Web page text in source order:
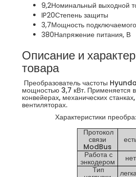
9,2Номинальный выходной
IP20Степень защиты
3,7Мощность подключаемого
380Напряжение питания, В
Описание и
товара
Преобразователь частоты
мощностью 3,7 кВт. Применяется
конвейерах, механических
вентиляторах.
Характеристики
Протокол
связи
ModBus
Работа с
энкодером
нет
Тип